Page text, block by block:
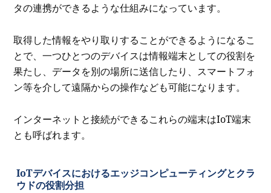
タの連携ができるような仕組みになっています。
取得した情報をやり取りすることができるようになるこ
とで、一つひとつのデバイスは情報端末としての役割を
果たし、データを別の場所に送信したり、スマートフォ
ン等を介して遠隔からの操作なども可能になります。
インターネットと接続ができるこれらの端末はIoT端末
とも呼ばれます。
IoTデバイスにおけるエッジコンピューティングとクラ
ウドの役割分担